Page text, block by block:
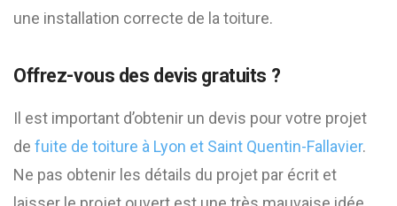
une installation correcte de la toiture.
Offrez-vous des devis gratuits ?
Il est important d’obtenir un devis pour votre projet
de fuite de toiture à Lyon et Saint Quentin-Fallavier.
Ne pas obtenir les détails du projet par écrit et